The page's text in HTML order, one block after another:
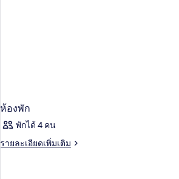
ห้องพัก
พักได้ 4 คน
รายละเอียดเพิ่มเติม
ราย